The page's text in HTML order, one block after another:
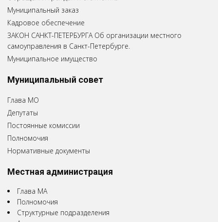
Муниципальный заказ
Кадровое обеспечение
ЗАКОН САНКТ-ПЕТЕРБУРГА Об организации местного
самоуправления в Санкт-Петербурге.
Муниципальное имущество
Муниципальный совет
Глава МО
Депутаты
Постоянные комиссии
Полномочия
Нормативные документы
Местная администрация
Глава МА
Полномочия
Структурные подразделения